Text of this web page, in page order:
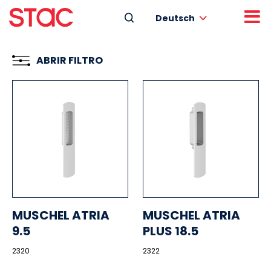
Deutsch
ABRIR FILTRO
MUSCHEL ATRIA
9.5
2320
MUSCHEL ATRIA
PLUS 18.5
2322